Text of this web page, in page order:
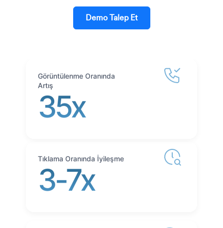
Demo Talep Et
Görüntülenme Oranında
Artış
35x
Tıklama Oranında İyileşme
3-7x